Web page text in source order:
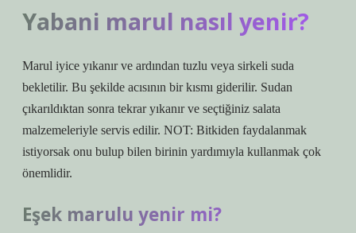
Yabani marul nasıl yenir?
Marul iyice yıkanır ve ardından tuzlu veya sirkeli suda
bekletilir. Bu şekilde acısının bir kısmı giderilir. Sudan
çıkarıldıktan sonra tekrar yıkanır ve seçtiğiniz salata
malzemeleriyle servis edilir. NOT: Bitkiden faydalanmak
istiyorsak onu bulup bilen birinin yardımıyla kullanmak çok
önemlidir.
Eşek marulu yenir mi?